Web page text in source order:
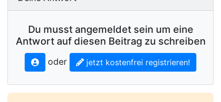
Du musst angemeldet sein um eine
Antwort auf diesen Beitrag zu schreiben
oder jetzt kostenfrei registrieren!